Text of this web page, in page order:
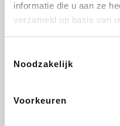
informatie die u aan ze
verzameld op basis van
Noodzakelijk
Voorkeuren
Weekendesk Sarenza